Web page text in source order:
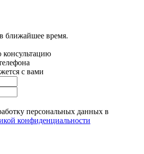
ближайшее время.
консультацию
с вами
персональных данных в
конфиденциальности